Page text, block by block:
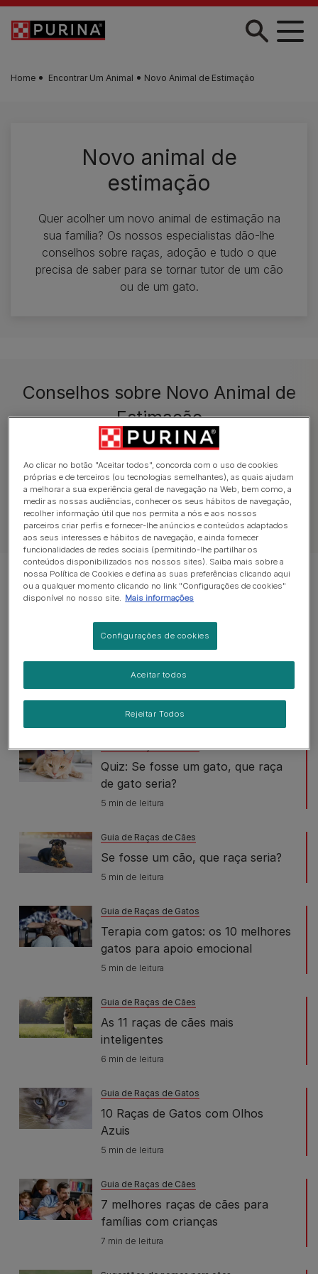
Skip to main content
Home Encontrar Um Animal Novo Animal de Estimação
Novo animal de
estimação
Quer acolher um novo animal de estimação na
sua família? Os nossos especialistas dão-lhe
conselhos sobre raças, adoção e tudo o que
precisa de saber para se tornar tutor de um cão
ou de um gato.
Conselhos sobre Novo Animal de
Estimação
Adquirir um cão Adquirir um gato
Mostrar 12 de 31 artigos
Artigos mais vistos
Adoção de Gato
Benefícios de ter um gato
5 min de leitura
Guia de Raças de Gatos
Quiz: Se fosse um gato, que raça
de gato seria?
5 min de leitura
Guia de Raças de Cães
Se fosse um cão, que raça seria?
5 min de leitura
Guia de Raças de Gatos
Terapia com gatos: os 10 melhores
gatos para apoio emocional
5 min de leitura
Guia de Raças de Cães
As 11 raças de cães mais
inteligentes
6 min de leitura
Guia de Raças de Gatos
10 Raças de Gatos com Olhos
Azuis
5 min de leitura
Guia de Raças de Cães
7 melhores raças de cães para
famílias com crianças
7 min de leitura
Ao clicar no botão "Aceitar todos", concorda com o uso de cookies
próprias e de terceiros (ou tecnologias semelhantes), as quais ajudam
a melhorar a sua experiência geral de navegação na Web, bem como, a
medir as nossas audiências, conhecer os seus hábitos de navegação,
recolher informação útil que nos permita a nós e aos nossos
parceiros criar perfis e fornecer-lhe anúncios e conteúdos adaptados
aos seus interesses e hábitos de navegação, e ainda fornecer
funcionalidades de redes sociais (permitindo-lhe partilhar os
conteúdos disponibilizados nos nossos sites). Saiba mais sobre a
nossa Política de Cookies e defina as suas preferências clicando aqui
ou a qualquer momento clicando no link "Configurações de cookies"
disponível no nosso site.
Mais informações
Configurações de cookies
Rejeitar Todos
Aceitar todos